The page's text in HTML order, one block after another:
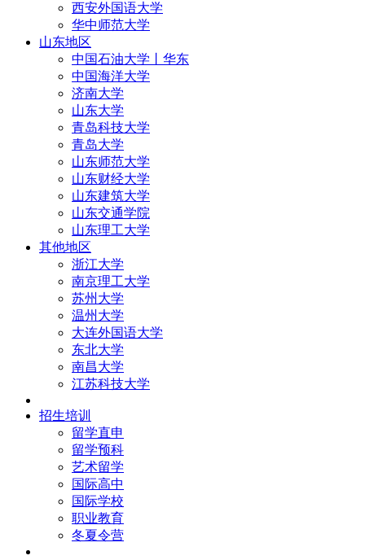
西安外国语大学
华中师范大学
山东地区
中国石油大学丨华东
中国海洋大学
济南大学
山东大学
青岛科技大学
青岛大学
山东师范大学
山东财经大学
山东建筑大学
山东交通学院
山东理工大学
其他地区
浙江大学
南京理工大学
苏州大学
温州大学
大连外国语大学
东北大学
南昌大学
江苏科技大学
招生培训
留学直申
留学预科
艺术留学
国际高中
国际学校
职业教育
冬夏令营